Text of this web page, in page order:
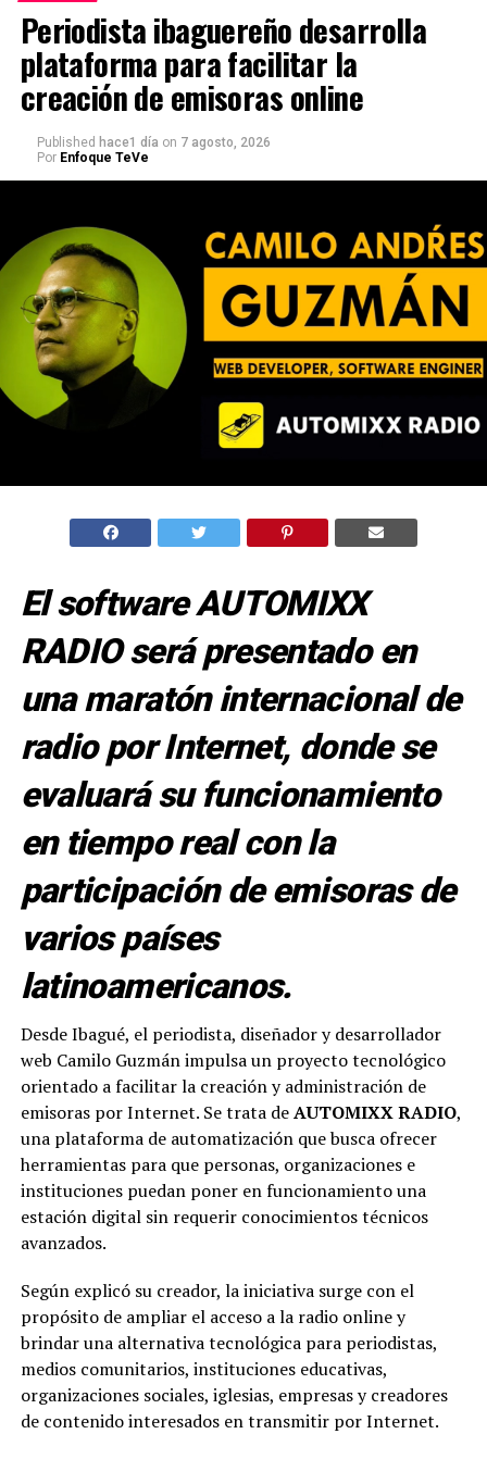
Periodista ibaguereño desarrolla
plataforma para facilitar la
creación de emisoras online
Published hace1 día on 7 agosto, 2026
Por Enfoque TeVe
El software AUTOMIXX
RADIO será presentado en
una maratón internacional de
radio por Internet, donde se
evaluará su funcionamiento
en tiempo real con la
participación de emisoras de
varios países
latinoamericanos.
Desde Ibagué, el periodista, diseñador y desarrollador
web Camilo Guzmán impulsa un proyecto tecnológico
orientado a facilitar la creación y administración de
emisoras por Internet. Se trata deAUTOMIXX RADIO,
una plataforma de automatización que busca ofrecer
herramientas para que personas, organizaciones e
instituciones puedan poner en funcionamiento una
estación digital sin requerir conocimientos técnicos
avanzados.
Según explicó su creador, la iniciativa surge con el
propósito de ampliar el acceso a la radio online y
brindar una alternativa tecnológica para periodistas,
medios comunitarios, instituciones educativas,
organizaciones sociales, iglesias, empresas y creadores
de contenido interesados en transmitir por Internet.